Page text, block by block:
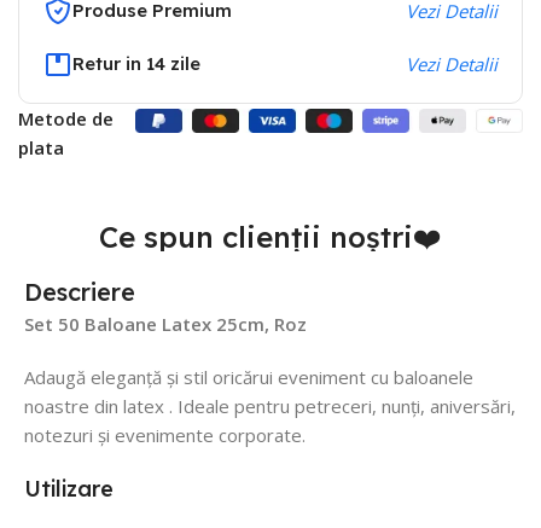
Produse Premium Vezi Detalii
Retur in 14 zile Vezi Detalii
Metode de
plata
Ce spun clienții noștri❤️
Descriere
Set 50 Baloane Latex 25cm, Roz
Adaugă eleganță și stil oricărui eveniment cu baloanele
noastre din latex . Ideale pentru petreceri, nunți, aniversări,
notezuri și evenimente corporate.
Utilizare